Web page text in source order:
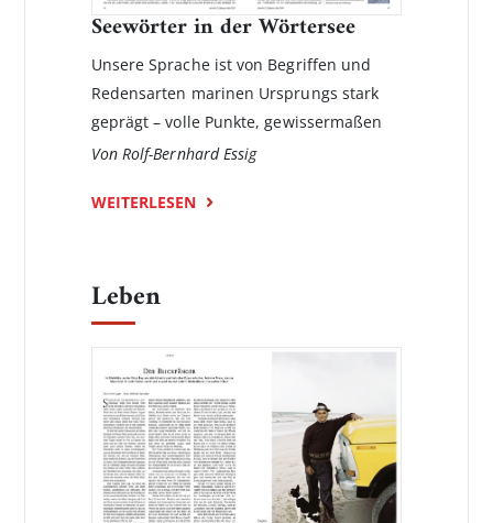
Seewörter in der Wörtersee
Unsere Sprache ist von Begriffen und
Redensarten marinen Ursprungs stark
geprägt – volle Punkte, gewissermaßen
Von Rolf-Bernhard Essig
WEITERLESEN
Leben